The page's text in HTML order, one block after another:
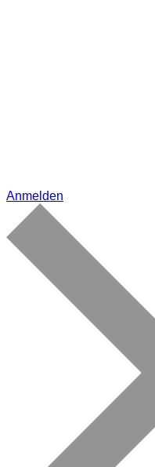
Anmelden